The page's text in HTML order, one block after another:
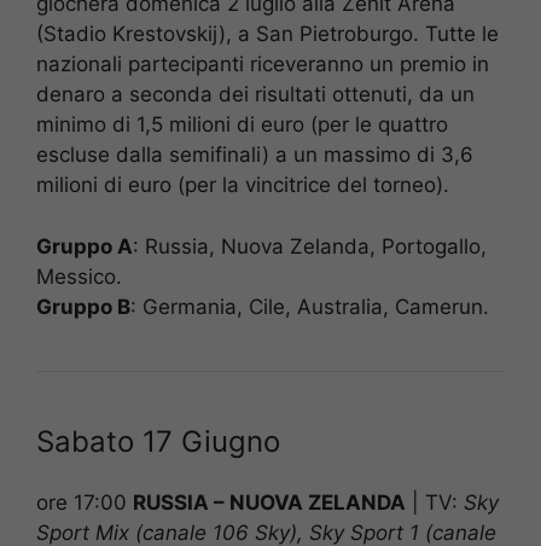
(Stadio Krestovskij), a San Pietroburgo. Tutte le
nazionali partecipanti riceveranno un premio in
denaro a seconda dei risultati ottenuti, da un
minimo di 1,5 milioni di euro (per le quattro
escluse dalla semifinali) a un massimo di 3,6
milioni di euro (per la vincitrice del torneo).
Gruppo A: Russia, Nuova Zelanda, Portogallo,
Messico.
Gruppo B: Germania, Cile, Australia, Camerun.
Sabato 17 Giugno
ore 17:00 RUSSIA – NUOVA ZELANDA TV: Sky
Sport Mix (canale 106 Sky), Sky Sport 1 (canale